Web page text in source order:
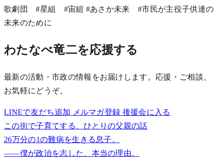
歌劇団 #星組 #宙組 #あさか未来 #市民が主役子供達の
未来のために
わたなべ竜二を応援する
最新の活動・市政の情報をお届けします。応援・ご相談、
お気軽にどうぞ。
LINEで友だち追加 メルマガ登録 後援会に入る
この街で子育てする、ひとりの父親の話
26万分の1の難病を生きる息子。
——僕が政治を志した、本当の理由。